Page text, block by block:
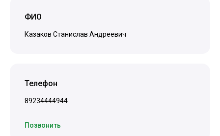
ФИО
Казаков Станислав Андреевич
Телефон
89234444944
Позвонить